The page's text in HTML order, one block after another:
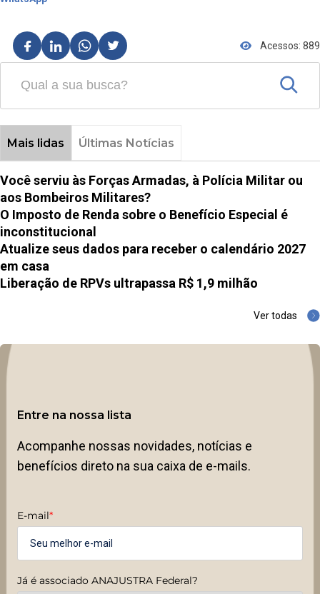
Acessos: 889
Mais lidas Últimas Notícias
Você serviu às Forças Armadas, à Polícia Militar ou
aos Bombeiros Militares?
O Imposto de Renda sobre o Benefício Especial é
inconstitucional
Atualize seus dados para receber o calendário 2027
em casa
Liberação de RPVs ultrapassa R$ 1,9 milhão
Ver todas
Entre na nossa lista
Acompanhe nossas novidades, notícias e
benefícios direto na sua caixa de e-mails.
E-mail*
Já é associado ANAJUSTRA Federal?